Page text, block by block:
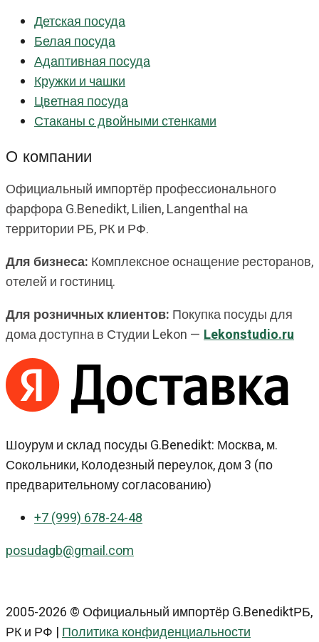
Детская посуда
Белая посуда
Адаптивная посуда
Кружки и чашки
Цветная посуда
Стаканы с двойными стенками
О компании
Официальный импортёр профессионального
фарфора G.Benedikt, Lilien, Langenthal на
территории РБ, РК и РФ.
Для бизнеса: Комплексное оснащение ресторанов,
отелей и гостиниц.
Для розничных клиентов: Покупка посуды для
дома доступна в Студии Lekon — Lekonstudio.ru
Шоурум и склад посуды G.Benedikt: Москва, м.
Сокольники, Колодезный переулок, дом 3 (по
предварительному согласованию)
+7 (999) 678-24-48
posudagb@gmail.com
2005-2026 © Официальный импортёр G.BenediktРБ,
РК и РФ |Политика конфиденциальности